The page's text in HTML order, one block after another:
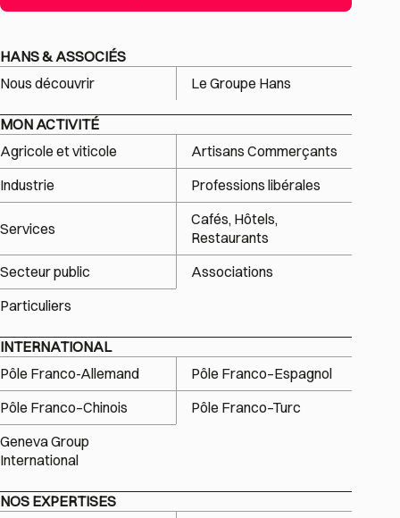
HANS & ASSOCIÉS
Nous découvrir
Le Groupe Hans
MON ACTIVITÉ
Agricole et viticole
Artisans Commerçants
Industrie
Professions libérales
Services
Cafés, Hôtels,
Restaurants
Secteur public
Associations
Particuliers
INTERNATIONAL
Pôle Franco-Allemand
Pôle Franco–Espagnol
Pôle Franco–Chinois
Pôle Franco–Turc
Geneva Group
International
NOS EXPERTISES